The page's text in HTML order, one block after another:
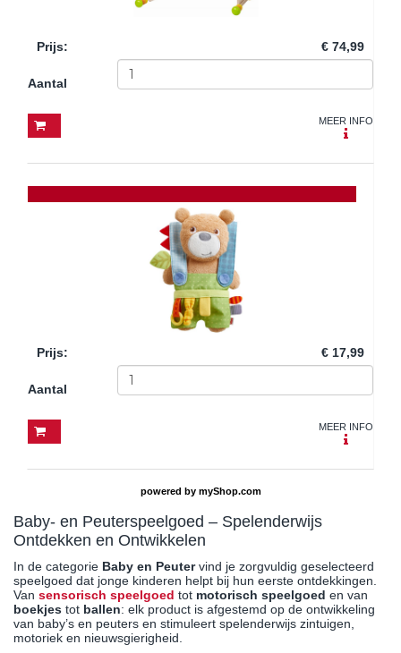
Prijs: € 74,99
Aantal
MEER INFO
Prijs: € 17,99
Aantal
MEER INFO
powered by myShop.com
Baby- en Peuterspeelgoed – Spelenderwijs
Ontdekken en Ontwikkelen
In de categorie Baby en Peutervind je zorgvuldig geselecteerd
speelgoed dat jonge kinderen helpt bij hun eerste ontdekkingen.
Van sensorisch speelgoed tot motorisch speelgoed en van
boekjes tot ballen: elk product is afgestemd op de ontwikkeling
van baby’s en peuters en stimuleert spelenderwijs zintuigen,
motoriek en nieuwsgierigheid.